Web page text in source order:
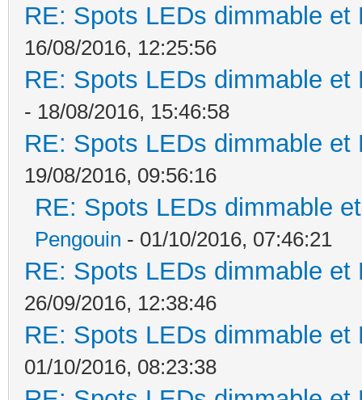
RE: Spots LEDs dimmable
16/08/2016, 12:25:56
RE: Spots LEDs dimmable
- 18/08/2016, 15:46:58
RE: Spots LEDs dimmable
19/08/2016, 09:56:16
RE: Spots LEDs dimmable
Pengouin - 01/10/2016, 07:46:21
RE: Spots LEDs dimmable
26/09/2016, 12:38:46
RE: Spots LEDs dimmable
01/10/2016, 08:23:38